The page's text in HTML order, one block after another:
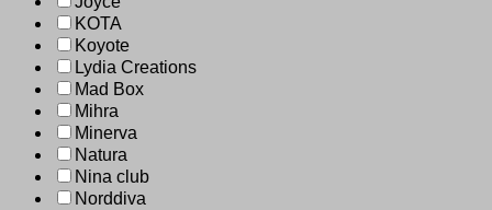
KOTA
Koyote
Lydia Creations
Mad Box
Mihra
Minerva
Natura
Nina club
Norddiva